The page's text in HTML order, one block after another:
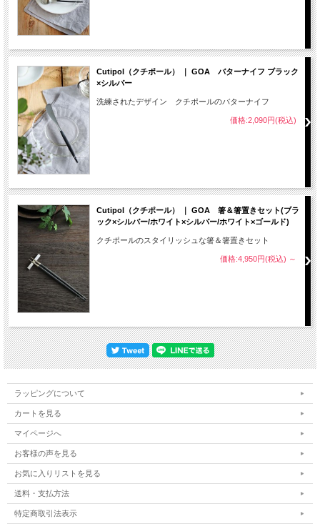
Cutipol（クチポール） ｜ GOA バターナイフ ブラック
×シルバー
洗練されたデザイン クチポールのバターナイフ
価格:2,090円(税込)
Cutipol（クチポール） ｜ GOA 箸＆箸置きセット(ブラ
ック×シルバー/ホワイト×シルバー/ホワイト×ゴールド)
クチポールのスタイリッシュな箸＆箸置きセット
価格:4,950円(税込) ～
ラッピングについて
カートを見る
マイページへ
お客様の声を見る
お気に入りリストを見る
送料・支払方法
特定商取引法表示